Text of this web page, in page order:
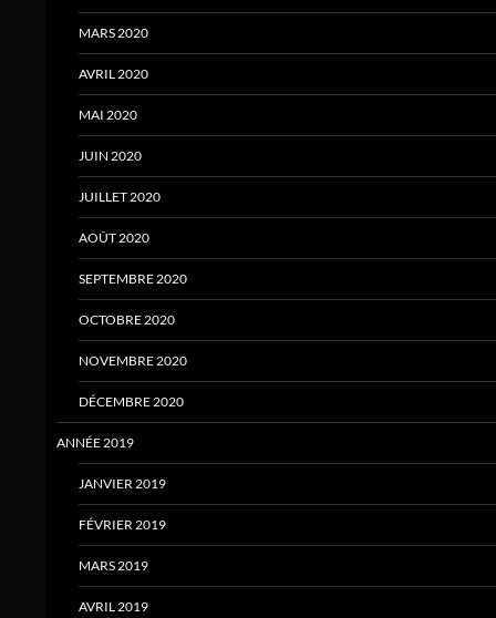
MARS 2020
AVRIL 2020
MAI 2020
JUIN 2020
JUILLET 2020
AOÛT 2020
SEPTEMBRE 2020
OCTOBRE 2020
NOVEMBRE 2020
DÉCEMBRE 2020
ANNÉE 2019
JANVIER 2019
FÉVRIER 2019
MARS 2019
AVRIL 2019